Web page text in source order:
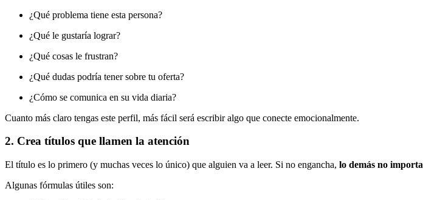
¿Qué problema tiene esta persona?
¿Qué le gustaría lograr?
¿Qué cosas le frustran?
¿Qué dudas podría tener sobre tu oferta?
¿Cómo se comunica en su vida diaria?
Cuanto más claro tengas este perfil, más fácil será escribir algo que conecte emocionalmente.
2. Crea títulos que llamen la atención
El título es lo primero (y muchas veces lo único) que alguien va a leer. Si no engancha, lo demás no importa
Algunas fórmulas útiles son: